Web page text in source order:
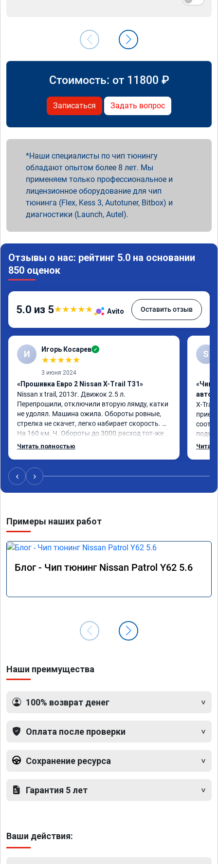
Стоимость: от 11800 ₽
Записаться Задать вопрос
Наши специалисты по чип тюнингу
обладают опытом более 8 лет. Мы
применяем только профессиональное и
лицензионное оборудование для чип
тюнинга (Flex, Kess 3, Autotuner, Bitbox) и
диагностики (Launch, Autel).
Отзывы о нас: рейтинг 5.0 на основании
850 оценок
5.0 из 5★★★★★ Avito Оставить отзыв
И Игорь Косарев ✓
★★★★★
3 июня 2024
«Прошивка Евро 2 Nissan X-Trail T31»
Nissan x trаil, 2013г. Движок 2.5 л.
Перепрошили, отключили вторую лямду, катки
не удолял. Машина ожила. Обороты ровные,
стрелка не скачет, легко набирает скорость.
На 160 км. Ч. Обороты до 3000.расход тот-же
без изменения 12л. Услугой доволен.
Читать полностью
S
«Чип
X-Trail
‹ ›
Примеры наших работ
Блог - Чип тюнинг Nissan Patrol Y62 5.6
Наши преимущества
100% возврат денег
Оплата после проверки
Сохранение ресурса
Гарантия 5 лет
Ваши действия: